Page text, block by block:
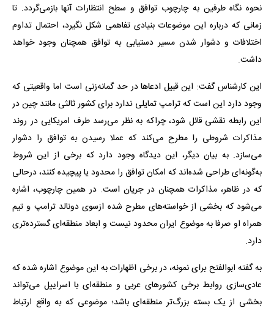
نحوه نگاه طرفین به چارچوب توافق و سطح انتظارات آنها بازمی‌گردد. تا
زمانی که درباره این موضوعات بنیادی تفاهمی شکل نگیرد، احتمال تداوم
اختلافات و دشوار شدن مسیر دستیابی به توافق همچنان وجود خواهد
داشت.
این کارشناس گفت: این قبیل ادعاها در حد گمانه‌زنی است اما واقعیتی که
وجود دارد این است که ترامپ تمایلی ندارد برای کشور ثالثی مانند چین در
این رابطه نقشی قائل شود، چراکه به نظر می‌رسد طرف امریکایی در روند
مذاکرات شروطی را مطرح می‌کند که عملا رسیدن به توافق را دشوار
می‌سازد. به بیان دیگر، این دیدگاه وجود دارد که برخی از این شروط
به‌گونه‌ای طراحی شده‌اند که امکان توافق را محدود یا پیچیده کنند، درحالی
که در ظاهر، مذاکرات همچنان در جریان است. در همین چارچوب، اشاره
می‌شود که بخشی از خواسته‌های مطرح‌ شده ازسوی دونالد ترامپ و تیم
همراه او صرفا به موضوع ایران محدود نیست و ابعاد منطقه‌ای گسترده‌تری
دارد.
به گفته ابوالفتح برای نمونه، در برخی اظهارات به این موضوع اشاره شده که
عادی‌سازی روابط برخی کشورهای عربی و منطقه‌ای با اسراییل می‌تواند
بخشی از یک بسته بزرگ‌تر منطقه‌ای باشد؛ موضوعی که به واقع ارتباط